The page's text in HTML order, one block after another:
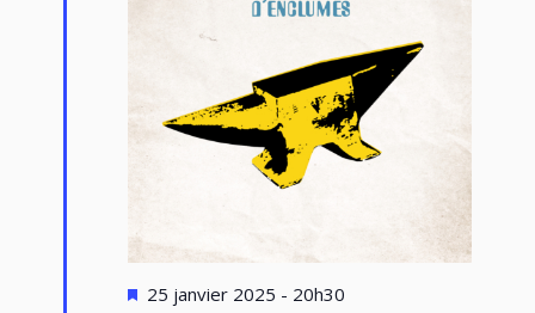
Mis
25 janvier 2025 - 20h30